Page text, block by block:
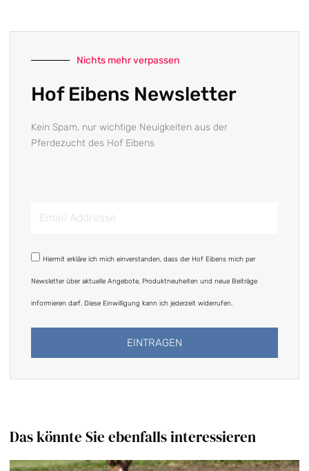
Nichts mehr verpassen
Hof Eibens Newsletter
Kein Spam, nur wichtige Neuigkeiten aus der
Pferdezucht des Hof Eibens
Email
DSGVO
Hiermit erkläre ich mich einverstanden, dass der Hof Eibens mich per
Newsletter über aktuelle Angebote, Produktneuheiten und neue Beiträge
informieren darf. Diese Einwilligung kann ich jederzeit widerrufen.
EINTRAGEN
Das könnte Sie ebenfalls interessieren